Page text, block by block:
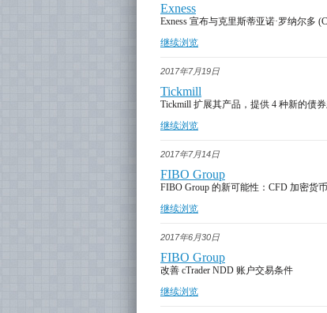
Exness
Exness 宣布与克里斯蒂亚诺·罗纳尔多
继续浏览
2017年7月19日
Tickmill
Tickmill 扩展其产品，提供 4 种新的债
继续浏览
2017年7月14日
FIBO Group
FIBO Group 的新可能性：CFD 加密货币
继续浏览
2017年6月30日
FIBO Group
改善 cTrader NDD 账户交易条件
继续浏览